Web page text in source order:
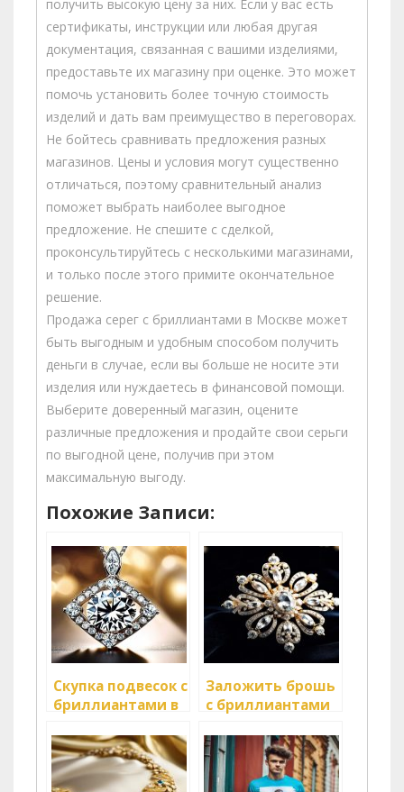
получить высокую цену за них. Если у вас есть
сертификаты, инструкции или любая другая
документация, связанная с вашими изделиями,
предоставьте их магазину при оценке. Это может
помочь установить более точную стоимость
изделий и дать вам преимущество в переговорах.
Не бойтесь сравнивать предложения разных
магазинов. Цены и условия могут существенно
отличаться, поэтому сравнительный анализ
поможет выбрать наиболее выгодное
предложение. Не спешите с сделкой,
проконсультируйтесь с несколькими магазинами,
и только после этого примите окончательное
решение.
Продажа серег с бриллиантами в Москве может
быть выгодным и удобным способом получить
деньги в случае, если вы больше не носите эти
изделия или нуждаетесь в финансовой помощи.
Выберите доверенный магазин, оцените
различные предложения и продайте свои серьги
по выгодной цене, получив при этом
максимальную выгоду.
Похожие Записи:
Скупка подвесок с
бриллиантами в
предложение
для ювелирных
изделий
Заложить брошь
с бриллиантами